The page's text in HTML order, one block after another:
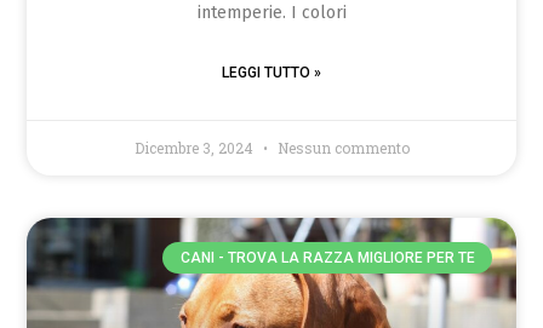
intemperie. I colori
LEGGI TUTTO »
Dicembre 3, 2024 Nessun commento
CANI - TROVA LA RAZZA MIGLIORE PER TE